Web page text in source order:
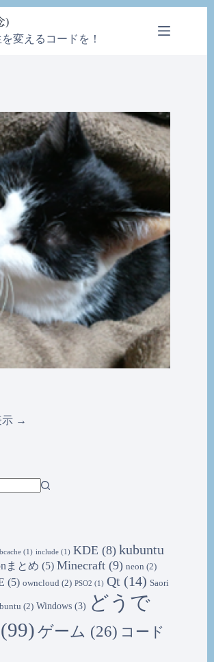
)
変えるコードを！
示 →
bcache (1) include (1) KDE (8) kubuntu
まとめ (5) Minecraft (9) neon (2)
(5) owncloud (2) PSO2 (1) Qt (14) Saori
(2) Windows (3) どうで
(99)ゲーム (26) コード